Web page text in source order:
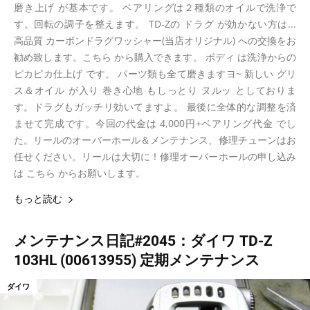
磨き上げ が基本です。 ベアリングは２種類のオイルで洗浄で
す。回転の調子を整えます。 TD-Zの ドラグ が効かない方は...
高品質 カーボンドラグワッシャー(当店オリジナル) への交換をお
勧め致します。こちら から購入できます。 ボディ は洗浄からの
ピカピカ仕上げ です。 パーツ類も全て磨きますヨ~ 新しい グリ
ス＆オイル が入り 巻き心地 もしっとり ヌルッ としておりま
す。ドラグもガッチリ効いてますよ。 最後に全体的な調整を済
ませて完成です。今回の代金は 4,000円+ベアリング代金 でし
た。リールのオーバーホール＆メンテナンス、修理チューンはお
任せください。リールは大切に！修理オーバーホールの申し込み
は こちら からお願いします。
もっと読む
メンテナンス日記#2045：ダイワ TD-Z
103HL (00613955) 定期メンテナンス
ダイワ